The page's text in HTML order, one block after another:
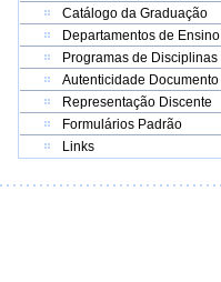
Catálogo da Graduação
Departamentos de Ensino
Programas de Disciplinas
Autenticidade Documento
Representação Discente
Formulários Padrão
Links